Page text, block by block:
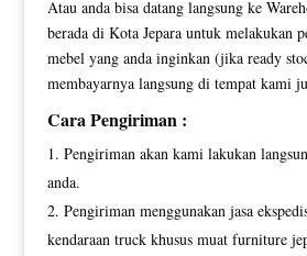
Atau anda bisa datang langsung ke
berada di Kota Jepara untuk melakukan
mebel yang anda inginkan (jika ready
membayarnya langsung di tempat kami
Cara Pengiriman :
Pengiriman akan kami lakukan
anda.
Pengiriman menggunakan jasa
kendaraan truck khusus muat furniture